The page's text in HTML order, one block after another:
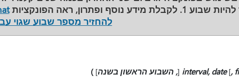
נוסף ופתרון, ראה הפונקציות
להחזיר מספר שבוע שגוי
interval, date[, , השבוע הראשון בשנה]
)